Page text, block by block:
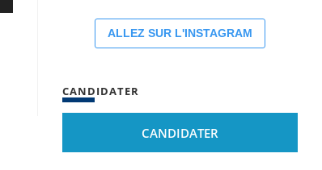
ALLEZ SUR L'INSTAGRAM
CANDIDATER
CANDIDATER